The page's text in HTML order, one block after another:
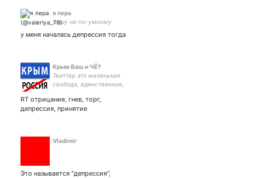
я лера
пишу не по-умному
у меня началась депрессия тогда
Крым Ваш и ЧЁ?
Твиттер это маленькая
свобода, единственное,
Крыму
RT отрицание, гнев, торг,
депрессия, принятие
Vladimir
Это называется "депрессия",